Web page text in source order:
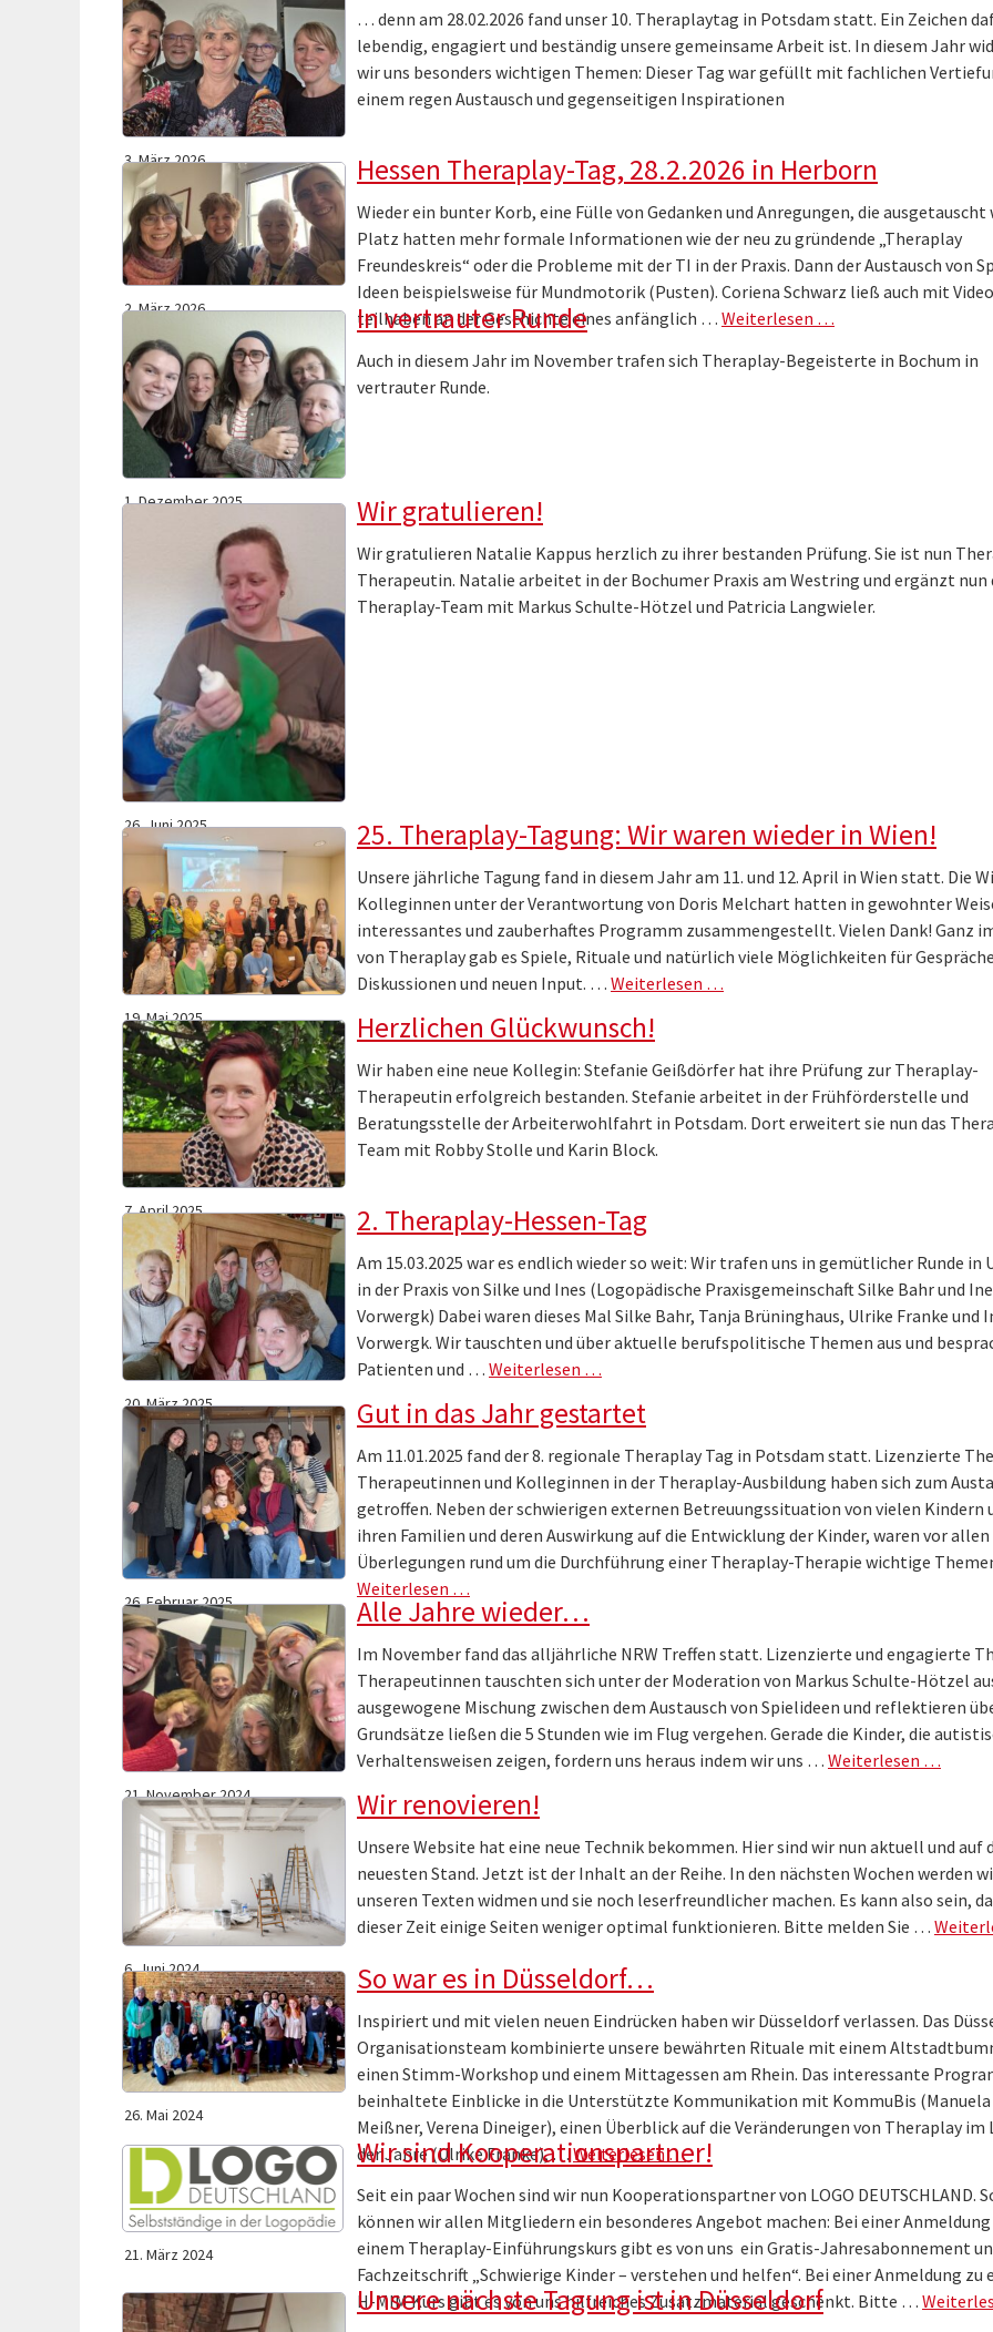
3. März 2026
… denn am 28.02.2026 fand unser 10. Theraplaytag in Potsdam statt. Ein Zeichen
lebendig, engagiert und beständig unsere gemeinsame Arbeit ist. In diesem Jahr
wir uns besonders wichtigen Themen: Dieser Tag war gefüllt mit fachlichen
einem regen Austausch und gegenseitigen Inspirationen
2. März 2026
Hessen Theraplay-Tag, 28.2.2026 in Herborn
Wieder ein bunter Korb, eine Fülle von Gedanken und Anregungen, die ausgetauscht
Platz hatten mehr formale Informationen wie der neu zu gründende „Theraplay
Freundeskreis“ oder die Probleme mit der TI in der Praxis. Dann der Austausch von
Ideen beispielsweise für Mundmotorik (Pusten). Coriena Schwarz ließ auch mit Video
teilhaben an der Geschichte eines anfänglich … Weiterlesen …
1. Dezember 2025
In vertrauter Runde
Auch in diesem Jahr im November trafen sich Theraplay-Begeisterte in Bochum in
vertrauter Runde.
26. Juni 2025
Wir gratulieren!
Wir gratulieren Natalie Kappus herzlich zu ihrer bestanden Prüfung. Sie ist nun
Therapeutin. Natalie arbeitet in der Bochumer Praxis am Westring und ergänzt nun
Theraplay-Team mit Markus Schulte-Hötzel und Patricia Langwieler.
19. Mai 2025
25. Theraplay-Tagung: Wir waren wieder in Wien!
Unsere jährliche Tagung fand in diesem Jahr am 11. und 12. April in Wien statt. Die
Kolleginnen unter der Verantwortung von Doris Melchart hatten in gewohnter
interessantes und zauberhaftes Programm zusammengestellt. Vielen Dank! Ganz
von Theraplay gab es Spiele, Rituale und natürlich viele Möglichkeiten für
Diskussionen und neuen Input. … Weiterlesen …
7. April 2025
Herzlichen Glückwunsch!
Wir haben eine neue Kollegin: Stefanie Geißdörfer hat ihre Prüfung zur Theraplay-
Therapeutin erfolgreich bestanden. Stefanie arbeitet in der Frühförderstelle und
Beratungsstelle der Arbeiterwohlfahrt in Potsdam. Dort erweitert sie nun das
Team mit Robby Stolle und Karin Block.
20. März 2025
2. Theraplay-Hessen-Tag
Am 15.03.2025 war es endlich wieder so weit: Wir trafen uns in gemütlicher Runde in
in der Praxis von Silke und Ines (Logopädische Praxisgemeinschaft Silke Bahr und
Vorwergk) Dabei waren dieses Mal Silke Bahr, Tanja Brüninghaus, Ulrike Franke und
Vorwergk. Wir tauschten und über aktuelle berufspolitische Themen aus und
Patienten und … Weiterlesen …
26. Februar 2025
Gut in das Jahr gestartet
Am 11.01.2025 fand der 8. regionale Theraplay Tag in Potsdam statt. Lizenzierte
Therapeutinnen und Kolleginnen in der Theraplay-Ausbildung haben sich zum
getroffen. Neben der schwierigen externen Betreuungssituation von vielen Kindern
ihren Familien und deren Auswirkung auf die Entwicklung der Kinder, waren vor allen
Überlegungen rund um die Durchführung einer Theraplay-Therapie wichtige
Weiterlesen …
21. November 2024
Alle Jahre wieder…
Im November fand das alljährliche NRW Treffen statt. Lizenzierte und engagierte
Therapeutinnen tauschten sich unter der Moderation von Markus Schulte-Hötzel
ausgewogene Mischung zwischen dem Austausch von Spielideen und reflektieren
Grundsätze ließen die 5 Stunden wie im Flug vergehen. Gerade die Kinder, die
Verhaltensweisen zeigen, fordern uns heraus indem wir uns … Weiterlesen …
6. Juni 2024
Wir renovieren!
Unsere Website hat eine neue Technik bekommen. Hier sind wir nun aktuell und auf
neuesten Stand. Jetzt ist der Inhalt an der Reihe. In den nächsten Wochen werden
unseren Texten widmen und sie noch leserfreundlicher machen. Es kann also sein,
dieser Zeit einige Seiten weniger optimal funktionieren. Bitte melden Sie …
26. Mai 2024
So war es in Düsseldorf…
Inspiriert und mit vielen neuen Eindrücken haben wir Düsseldorf verlassen. Das
Organisationsteam kombinierte unsere bewährten Rituale mit einem
einen Stimm-Workshop und einem Mittagessen am Rhein. Das interessante
beinhaltete Einblicke in die Unterstützte Kommunikation mit KommuBis (Manuela
Meißner, Verena Dineiger), einen Überblick auf die Veränderungen von Theraplay im
der Jahre (Ulrike Franke), …Weiterlesen …
21. März 2024
Wir sind Kooperationspartner!
Seit ein paar Wochen sind wir nun Kooperationspartner von LOGO DEUTSCHLAND.
können wir allen Mitgliedern ein besonderes Angebot machen: Bei einer
einem Theraplay-Einführungskurs gibt es von uns ein Gratis-Jahresabonnement
Fachzeitschrift „Schwierige Kinder – verstehen und helfen“. Bei einer Anmeldung zu
H-MIM Kurs gibt es von uns hilfreiches Zusatzmaterial geschenkt. Bitte …
Unsere nächste Tagung ist in Düsseldorf